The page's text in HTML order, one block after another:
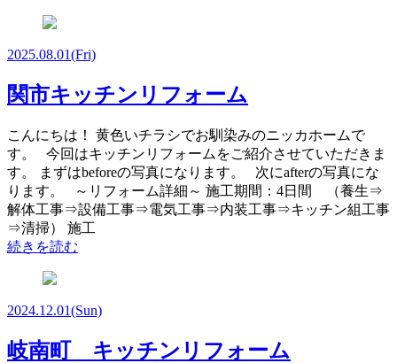
2025.08.01(Fri)
関市キッチンリフォーム
こんにちは！ 黄色いチラシでお馴染みのニッカホームで
す。 今回はキッチンリフォームをご紹介させていただきま
す。 まずはbeforeの写真になります。 次にafterの写真にな
ります。 ～リフォーム詳細～ 施工期間：4日間 （養生⇒
解体工事⇒設備工事⇒電気工事⇒内装工事⇒キッチン組工事
⇒清掃） 施工
続きを読む
2024.12.01(Sun)
岐南町 キッチンリフォーム